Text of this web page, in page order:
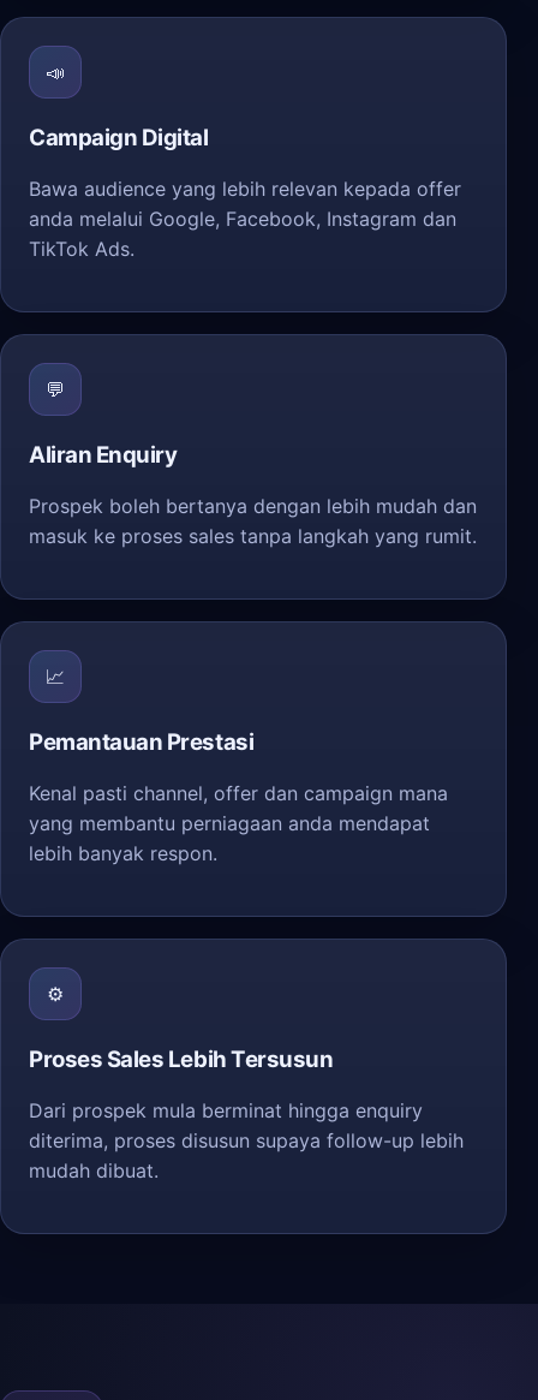
📣
Campaign Digital
Bawa audience yang lebih relevan kepada offer
anda melalui Google, Facebook, Instagram dan
TikTok Ads.
💬
Aliran Enquiry
Prospek boleh bertanya dengan lebih mudah dan
masuk ke proses sales tanpa langkah yang rumit.
📈
Pemantauan Prestasi
Kenal pasti channel, offer dan campaign mana
yang membantu perniagaan anda mendapat
lebih banyak respon.
⚙️
Proses Sales Lebih Tersusun
Dari prospek mula berminat hingga enquiry
diterima, proses disusun supaya follow-up lebih
mudah dibuat.